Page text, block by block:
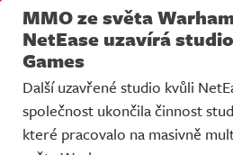
MMO ze světa
NetEase uzavírá
Games
Další uzavřené studio kvůli
společnost ukončila činnost
které pracovalo na masivně